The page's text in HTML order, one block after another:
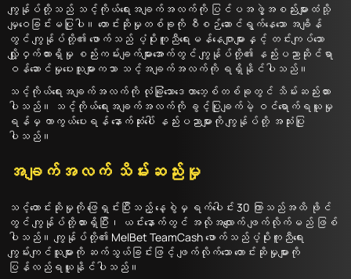
ကျွန်ုပ်တို့သည် သင့်ကိုယ်ရေးအချက်အလက်ကို ပြင်ပအဖွဲ့အစည်းများထံသို့
မျှဝေခြင်းမပြုပါ။ တောင်းဆိုမှုတစ်ခုကို စီစဉ်ဆောင်ရွက်နေသော အချိန်
တွင် ကျွန်ုပ်တို့၏ ဖောက်သည် ပံ့ပိုးကူညီရေးမန်နေဂျာများနှင့် တင်းကျပ်သော
လျှို့ဝှက်ထားရှိမှု စည်းကမ်းချက်များအောက်တွင် ကျွန်ုပ်တို့၏ နည်းပညာဆိုင်ရာ
ဝန်ဆောင်မှုပေးသူများကသာ သင့်အချက်အလက်ကို ရရှိနိုင်ပါသည်။
သင့်ကိုယ်ရေးအချက်အလက်ကို လုံခြုံသောဒေတာဘေ့စ်တစ်ခုတွင် သိမ်းဆည်းထား
ပါသည်။ သင့်ကိုယ်ရေးအချက်အလက်ကို ခွင့်ပြုချက်မဲ့ ဝင်ရောက်ရယူမှု
ရန်မှ ကာကွယ်ပေးရန် နောက်ဆုံးပေါ် နည်းပညာများကို ကျွန်ုပ်တို့ အသုံးပြု
ပါသည်။
အချက်အလက် သိမ်းဆည်းမှု
သင့်တောင်းဆိုမှုကို ဖြေရှင်းပြီးသည့် နေ့စွဲမှ ရက်ပေါင်း 30 ကြာသည်အထိ ဖိုင်
တွင် ကျွန်ုပ်တို့ထားရှိပြီး၊ ယင်းနောက်တွင် အလိုအလျောက် ဖျက်လိုက်မည် ဖြစ်
ပါသည်။ ကျွန်ုပ်တို့၏ MelBet TeamCash ဖောက်သည်ပံ့ပိုးကူညီရေး
ကျွမ်းကျင်သူများကို ဆက်သွယ်ခြင်းဖြင့် ဖျက်လိုက်သော တောင်းဆိုမှုများကို
ပြန်လည်ရယူနိုင်ပါသည်။